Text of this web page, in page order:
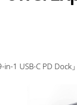
1 USB-C PD Dock